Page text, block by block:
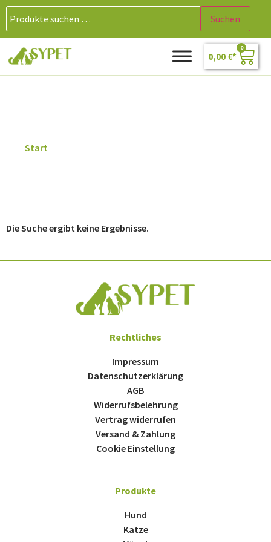
Suchen
0,00 €
0
Start
Die Suche ergibt keine Ergebnisse.
Rechtliches
Impressum
Datenschutzerklärung
AGB
Widerrufsbelehrung
Vertrag widerrufen
Versand & Zahlung
Cookie Einstellung
Produkte
Hund
Katze